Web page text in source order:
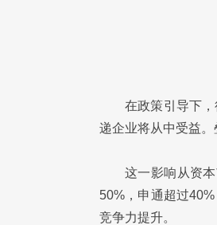
在政策引导下
递企业将从中受益
这一影响从资
50%，申通超过
竞争力提升。